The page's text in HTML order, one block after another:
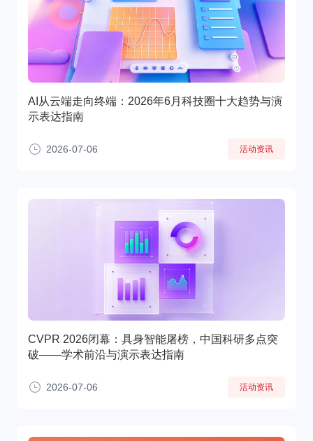
AI从云端走向终端：2026年6月科技圈十大趋势与演
示表达指南
2026-07-06 活动资讯
CVPR 2026闭幕：具身智能屠榜，中国科研多点突
破——学术前沿与演示表达指南
2026-07-06 活动资讯